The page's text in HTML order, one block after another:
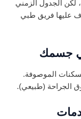
لكن الجدول الزمني
عليها فريق طبي
الموصوفة.
الجراحة (طبيعي).